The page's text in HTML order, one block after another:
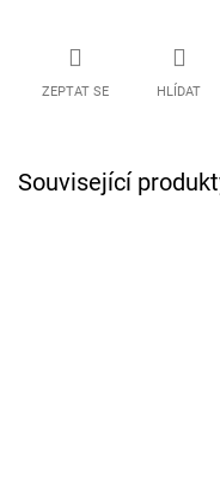
ZEPTAT SE HLÍDAT
Související